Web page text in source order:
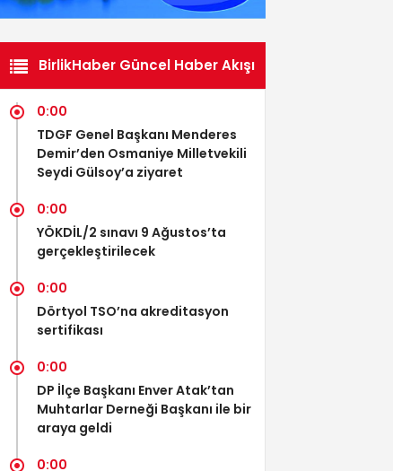
BirlikHaber Güncel Haber Akışı
0:00
TDGF Genel Başkanı Menderes
Demir’den Osmaniye Milletvekili
Seydi Gülsoy’a ziyaret
0:00
YÖKDİL/2 sınavı 9 Ağustos’ta
gerçekleştirilecek
0:00
Dörtyol TSO’na akreditasyon
sertifikası
0:00
DP İlçe Başkanı Enver Atak’tan
Muhtarlar Derneği Başkanı ile bir
araya geldi
0:00